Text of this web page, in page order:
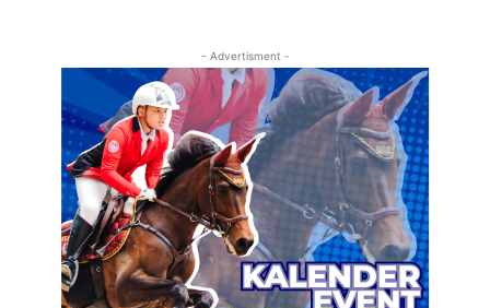
- Advertisment -